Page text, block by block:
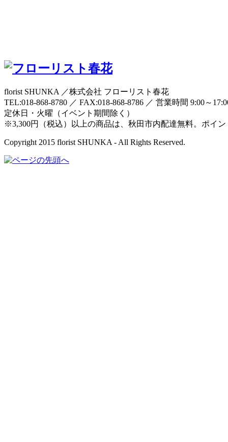
florist SHUNKA ／株式会社 フローリスト春花
TEL:018-868-8780 ／ FAX:018-868-8786 ／ 営業時間 9:00～
定休日・火曜（イベント期間除く）
※3,300円（税込）以上の商品は、秋田市内配達無料。ポイ
Copyright 2015 florist SHUNKA - All Rights Reserved.